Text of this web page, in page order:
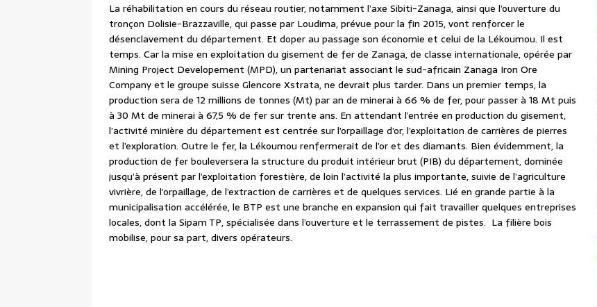
La réhabilitation en cours du réseau routier, notamment l’axe Sibiti-Zanaga, ainsi que l’ouverture du
tronçon Dolisie-Brazzaville, qui passe par Loudima, prévue pour la fin 2015, vont renforcer le
désenclavement du département. Et doper au passage son économie et celui de la Lékoumou. Il est
temps. Car la mise en exploitation du gisement de fer de Zanaga, de classe internationale, opérée par
Mining Project Developement (MPD), un partenariat associant le sud-africain Zanaga Iron Ore
Company et le groupe suisse Glencore Xstrata, ne devrait plus tarder. Dans un premier temps, la
production sera de 12 millions de tonnes (Mt) par an de minerai à 66 % de fer, pour passer à 18 Mt puis
à 30 Mt de minerai à 67,5 % de fer sur trente ans. En attendant l’entrée en production du gisement,
l’activité minière du département est centrée sur l’orpaillage d’or, l’exploitation de carrières de pierres
et l’exploration. Outre le fer, la Lékoumou renfermerait de l’or et des diamants. Bien évidemment, la
production de fer bouleversera la structure du produit intérieur brut (PIB) du département, dominée
jusqu’à présent par l’exploitation forestière, de loin l’activité la plus importante, suivie de l’agriculture
vivrière, de l’orpaillage, de l’extraction de carrières et de quelques services. Lié en grande partie à la
municipalisation accélérée, le BTP est une branche en expansion qui fait travailler quelques entreprises
locales, dont la Sipam TP, spécialisée dans l’ouverture et le terrassement de pistes. La filière bois
mobilise, pour sa part, divers opérateurs.